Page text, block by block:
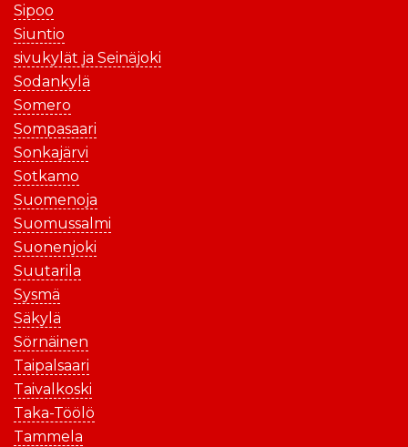
Sipoo
Siuntio
sivukylät ja Seinäjoki
Sodankylä
Somero
Sompasaari
Sonkajärvi
Sotkamo
Suomenoja
Suomussalmi
Suonenjoki
Suutarila
Sysmä
Säkylä
Sörnäinen
Taipalsaari
Taivalkoski
Taka-Töölö
Tammela